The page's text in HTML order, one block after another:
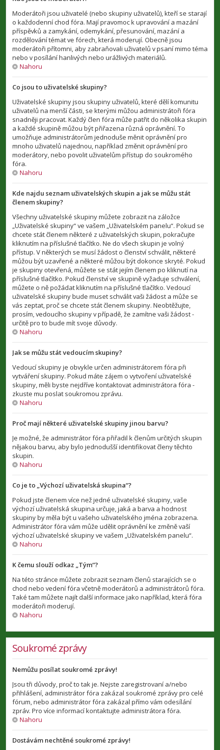
Moderátoři jsou uživatelé (nebo skupiny uživatelů), kteří se starají
o každodenní chod fóra. Mají pravomoc k upravování a mazání
příspěvků a zamykání, odemykání, přesunování, mazání a
rozdělování témat ve fórech, která moderují. Obecně jsou
moderátoři přítomni, aby zabraňovali uživatelů v psaní mimo téma
nebo v posílání hanlivých nebo urážlivých materiálů.
Nahoru
Co jsou to uživatelské skupiny?
Uživatelské skupiny jsou skupiny uživatelů, které dělí komunitu
uživatelů na menší části, se kterými můžou administrátoři fóra
snadněji pracovat. Každý člen fóra může patřit do několika skupin
a každé skupině můžou být přiřazena různá oprávnění. To
umožňuje administrátorům jednoduše měnit oprávnění pro
mnoho uživatelů najednou, například změnit oprávnění pro
moderátory, nebo povolit uživatelům přístup do soukromého
fóra.
Nahoru
Kde najdu seznam uživatelských skupin a jak se můžu stát
členem skupiny?
Všechny uživatelské skupiny můžete zobrazit na záložce
„Uživatelské skupiny“ ve vašem „Uživatelském panelu“. Pokud se
chcete stát členem některé z uživatelských skupin, pokračujte
kliknutím na příslušné tlačítko. Ne do všech skupin je volný
přístup. V některých se musí žádost o členství schválit, některé
můžou být uzavřené a některé můžou být dokonce skryté. Pokud
je skupiny otevřená, můžete se stát jejím členem po kliknutí na
příslušné tlačítko. Pokud členství ve skupině vyžaduje schválení,
můžete o ně požádat kliknutím na příslušné tlačítko. Vedoucí
uživatelské skupiny bude muset schválit vaši žádost a může se
vás zeptat, proč se chcete stát členem skupiny. Neobtěžujte,
prosím, vedoucího skupiny v případě, že zamítne vaši žádost -
určitě pro to bude mít svoje důvody.
Nahoru
Jak se můžu stát vedoucím skupiny?
Vedoucí skupiny je obvykle určen administrátorem fóra při
vytváření skupiny. Pokud máte zájem o vytvoření uživatelské
skupiny, měli byste nejdříve kontaktovat administrátora fóra -
zkuste mu poslat soukromou zprávu.
Nahoru
Proč mají některé uživatelské skupiny jinou barvu?
Je možné, že administrátor fóra přiřadil k členům určitých skupin
nějakou barvu, aby bylo jednodušší identifikovat členy těchto
skupin.
Nahoru
Co je to „Výchozí uživatelská skupina“?
Pokud jste členem více než jedné uživatelské skupiny, vaše
výchozí uživatelská skupina určuje, jaká a barva a hodnost
skupiny by měla být u vašeho uživatelského jména zobrazena.
Administrátor fóra vám může udělit oprávnění ke změně vaší
výchozí uživatelské skupiny ve vašem „Uživatelském panelu“.
Nahoru
K čemu slouží odkaz „Tým“?
Na této stránce můžete zobrazit seznam členů starajících se o
chod nebo vedení fóra včetně moderátorů a administrátorů fóra.
Také tam můžete najít další informace jako například, která fóra
moderátoři moderují.
Nahoru
Soukromé zprávy
Nemůžu posílat soukromé zprávy!
Jsou tři důvody, proč to tak je. Nejste zaregistrovaní a/nebo
přihlášení, administrátor fóra zakázal soukromé zprávy pro celé
fórum, nebo administrátor fóra zakázal přímo vám odesílání
zpráv. Pro více informací kontaktujte administrátora fóra.
Nahoru
Dostávám nechtěné soukromé zprávy!